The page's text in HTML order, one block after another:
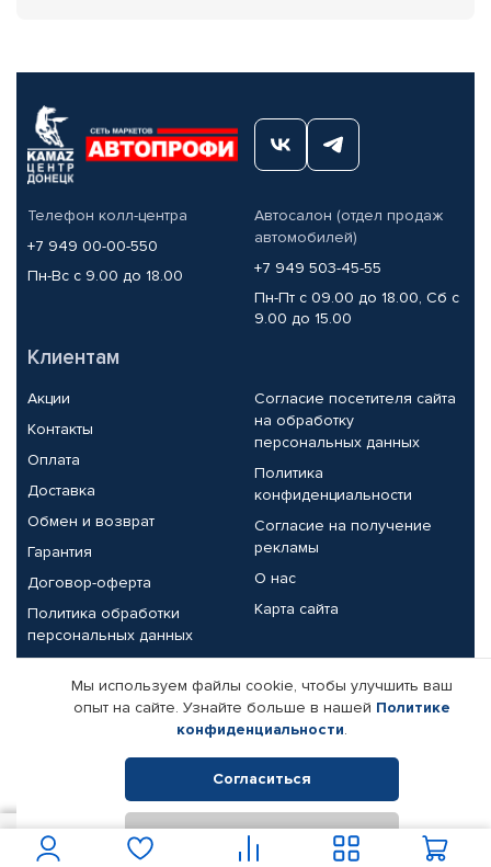
Телефон колл-центра
+7 949 00-00-550
Пн-Вс с 9.00 до 18.00
Автосалон (отдел продаж
автомобилей)
+7 949 503-45-55
Пн-Пт с 09.00 до 18.00, Сб с
9.00 до 15.00
Клиентам
Акции
Контакты
Оплата
Доставка
Обмен и возврат
Гарантия
Договор-оферта
Политика обработки
персональных данных
Согласие посетителя сайта
на обработку
персональных данных
Политика
конфиденциальности
Согласие на получение
рекламы
О нас
Карта сайта
Партнерам
Корпоративным клиентам
Поставщикам
Реквизиты компании
© КАМАЗ ЦЕНТР ДОНЕЦК, 2015-2026. Все права защищены.
Интернет-магазин автомобильных товаров Автопрофи.
Мы используем файлы cookie, чтобы улучшить ваш
опыт на сайте. Узнайте больше в нашей Политике
конфиденциальности.
Согласиться
Отклонить
В корзину